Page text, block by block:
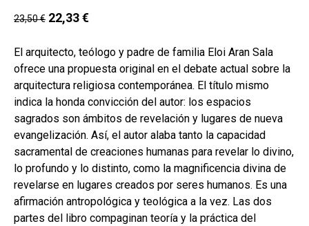
CAT
ESP
23,50€ 22,33€
El arquitecto, teólogo y padre de familia Eloi Aran Sala
ofrece una propuesta original en el debate actual sobre la
arquitectura religiosa contemporánea. El título mismo
indica la honda convicción del autor: los espacios
sagrados son ámbitos de revelación y lugares de nueva
evangelización. Así, el autor alaba tanto la capacidad
sacramental de creaciones humanas para revelar lo divino,
lo profundo y lo distinto, como la magnificencia divina de
revelarse en lugares creados por seres humanos. Es una
afirmación antropológica y teológica a la vez. Las dos
partes del libro compaginan teoría y la práctica del